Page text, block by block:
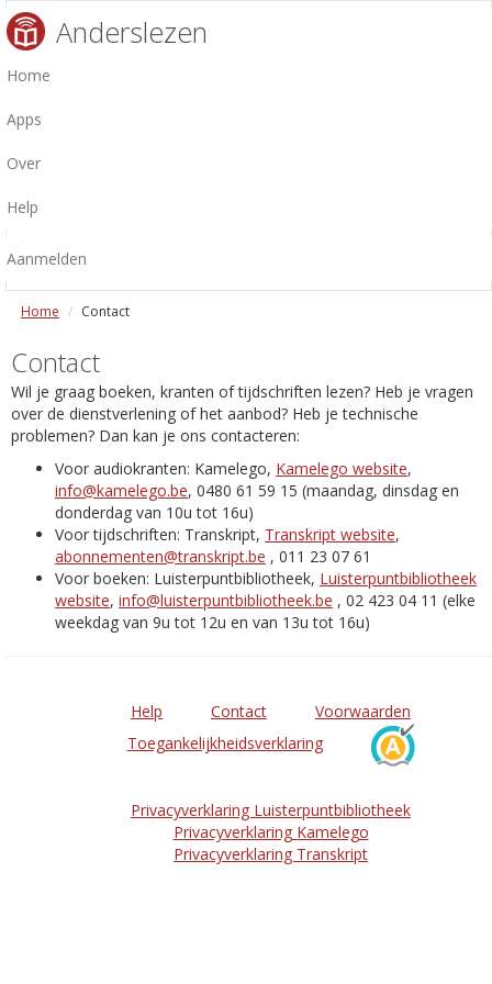
Anderslezen
Home
Apps
Over
Help
Aanmelden
Home Contact
Contact
Wil je graag boeken, kranten of tijdschriften lezen? Heb je vragen
over de dienstverlening of het aanbod? Heb je technische
problemen? Dan kan je ons contacteren:
Voor audiokranten: Kamelego, Kamelego website,
info@kamelego.be, 0480 61 59 15 (maandag, dinsdag en
donderdag van 10u tot 16u)
Voor tijdschriften: Transkript, Transkript website,
abonnementen@transkript.be , 011 23 07 61
Voor boeken: Luisterpuntbibliotheek, Luisterpuntbibliotheek
website, info@luisterpuntbibliotheek.be , 02 423 04 11 (elke
weekdag van 9u tot 12u en van 13u tot 16u)
Help Contact
Voorwaarden
Toegankelijkheidsverklaring
Privacyverklaring Luisterpuntbibliotheek
Privacyverklaring Kamelego
Privacyverklaring Transkript